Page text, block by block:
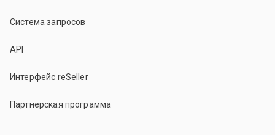
Система запросов
API
Интерфейс reSeller
Партнерская программа